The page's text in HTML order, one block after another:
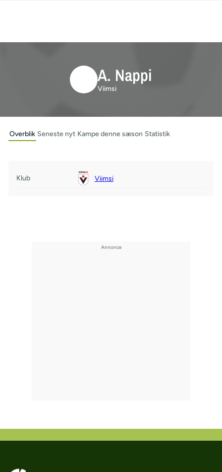
A. Nappi
Viimsi
Overblik Seneste nyt Kampe denne sæson Statistik
Klub Viimsi